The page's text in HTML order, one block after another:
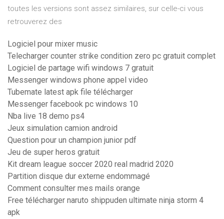
toutes les versions sont assez similaires, sur celle-ci vous
retrouverez des
Logiciel pour mixer music
Telecharger counter strike condition zero pc gratuit complet
Logiciel de partage wifi windows 7 gratuit
Messenger windows phone appel video
Tubemate latest apk file télécharger
Messenger facebook pc windows 10
Nba live 18 demo ps4
Jeux simulation camion android
Question pour un champion junior pdf
Jeu de super heros gratuit
Kit dream league soccer 2020 real madrid 2020
Partition disque dur externe endommagé
Comment consulter mes mails orange
Free télécharger naruto shippuden ultimate ninja storm 4
apk